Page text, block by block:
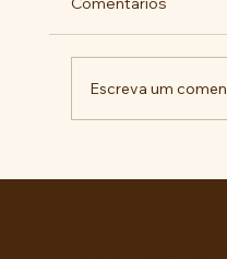
Escreva um